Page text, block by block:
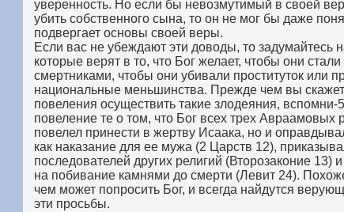
уверенность. Но если бы невозмутимый в своей
убить собственного сына, то он не мог бы даже
подвергает основы своей веры.
Если вас не убеждают эти доводы, то задумайтесь
которые верят в то, что Бог желает, чтобы они
смертниками, чтобы они убивали проституток или
национальные меньшинства. Прежде чем вы
повеления осуществить такие злодеяния,
повеление те о том, что Бог всех трех Авраамовых
повелел принести в жертву Исаака, но и
как наказание для ее мужа (2 Царств 12),
последователей других религий (Второзаконие 13)
на побивание камнями до смерти (Левит 24).
чем может попросить Бог, и всегда найдутся
эти просьбы.